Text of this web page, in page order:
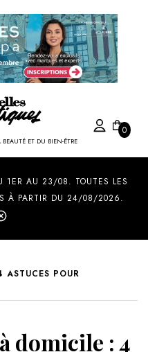
BEAUTÉ ET DU BIEN-ÊTRE
0
1ER AU 23/08. TOUTES LES
À PARTIR DU 24/08/2026.
ASTUCES POUR
domicile : 4